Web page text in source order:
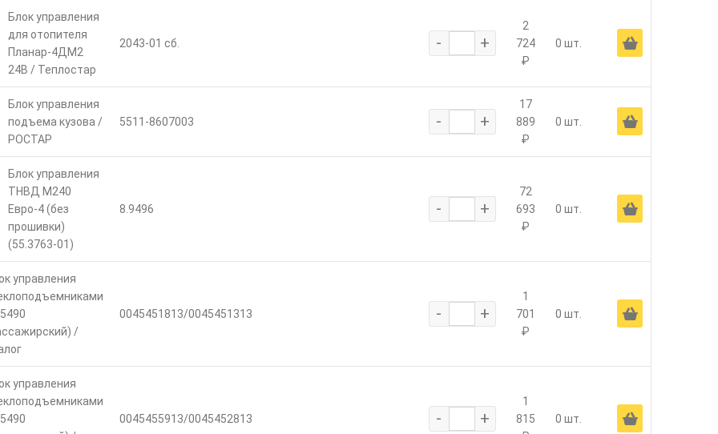
Блок управления
для отопителя
Планар-4ДМ2
24В / Теплостар
2043-01 сб. - +
2
724
₽
0 шт. Ä
Блок управления
подъема кузова /
РОСТАР
5511-8607003 - +
17
889
₽
0 шт. Ä
Блок управления
ТНВД М240
Евро-4 (без
прошивки)
(55.3763-01)
8.9496 - +
72
693
₽
0 шт. Ä
управления
/
0045451813/0045451313 - +
1
701
₽
0 шт. Ä
управления
0045455913/0045452813 - +
1
815
0 шт. Ä